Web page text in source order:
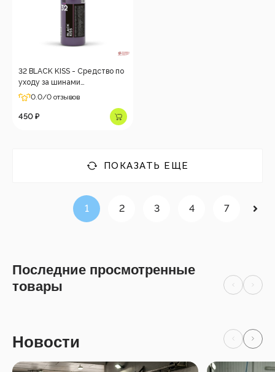
32 BLACK KISS - Средство по
уходу за шинами
автомобиля,0,5л
0.0/0 отзывов
450 ₽
ПОКАЗАТЬ ЕЩЕ
1 2 3 4 7
Последние просмотренные
товары
Новости